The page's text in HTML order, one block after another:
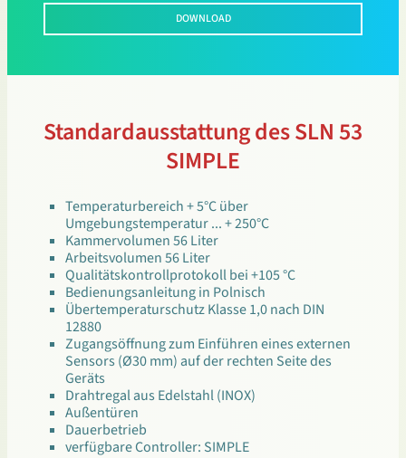
DOWNLOAD
Standardausstattung des SLN 53
SIMPLE
Temperaturbereich + 5°C über
Umgebungstemperatur ... + 250°C
Kammervolumen 56 Liter
Arbeitsvolumen 56 Liter
Qualitätskontrollprotokoll bei +105 °C
Bedienungsanleitung in Polnisch
Übertemperaturschutz Klasse 1,0 nach DIN
12880
Zugangsöffnung zum Einführen eines externen
Sensors (Ø30 mm) auf der rechten Seite des
Geräts
Drahtregal aus Edelstahl (INOX)
Außentüren
Dauerbetrieb
verfügbare Controller: SIMPLE